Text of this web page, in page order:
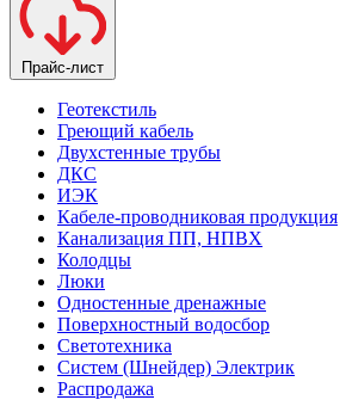
Прайс-лист
Геотекстиль
Греющий кабель
Двухстенные трубы
ДКС
ИЭК
Кабеле-проводниковая продукция
Канализация ПП, НПВХ
Колодцы
Люки
Одностенные дренажные
Поверхностный водосбор
Светотехника
Систем (Шнейдер) Электрик
Распродажа